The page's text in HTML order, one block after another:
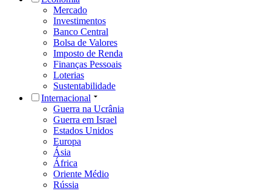
Mercado
Investimentos
Banco Central
Bolsa de Valores
Imposto de Renda
Finanças Pessoais
Loterias
Sustentabilidade
Internacional
Guerra na Ucrânia
Guerra em Israel
Estados Unidos
Europa
Ásia
África
Oriente Médio
Rússia